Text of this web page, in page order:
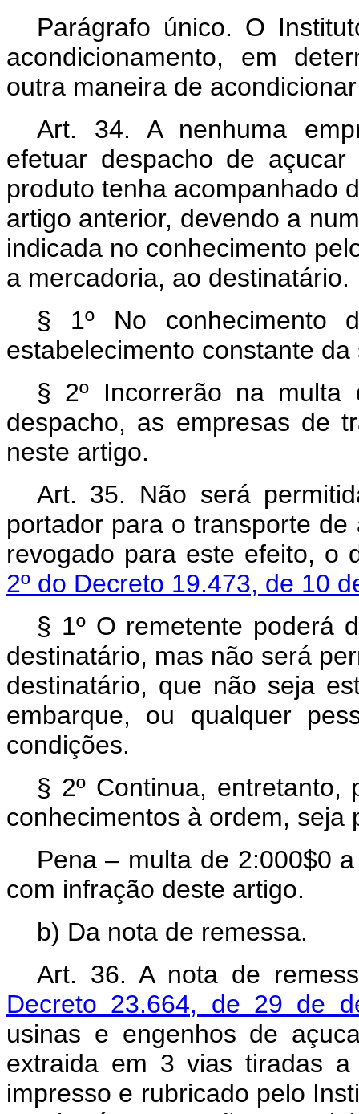
Parágrafo único. O
acondicionamento, em
outra maneira de
Art. 34. A nenhuma
efetuar despacho de
produto tenha acompanhado
artigo anterior, devendo a
indicada no conhecimento
a mercadoria, ao destinatário.
§ 1º No conhecimento
estabelecimento constante da
§ 2º Incorrerão na
despacho, as empresas de
neste artigo.
Art. 35. Não será
portador para o transporte
revogado para este efeito, o
2º do Decreto 19.473, de 10
§ 1º O remetente poderá
destinatário, mas não será
destinatário, que não seja
embarque, ou qualquer
condições.
§ 2º Continua,
conhecimentos à ordem, seja
Pena – multa de 2:000$0
com infração deste artigo.
b) Da nota de remessa.
Art. 36. A nota de
Decreto 23.664, de 29 de
usinas e engenhos de
extraida em 3 vias tiradas
impresso e rubricado pelo